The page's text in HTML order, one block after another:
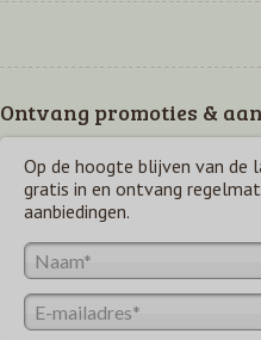
Ontvang promoties &
Op de hoogte blijven van de
gratis in en ontvang
aanbiedingen.